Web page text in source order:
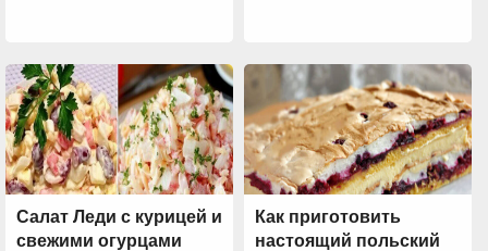
Салат Леди с курицей и
свежими огурцами
Как приготовить
настоящий польский